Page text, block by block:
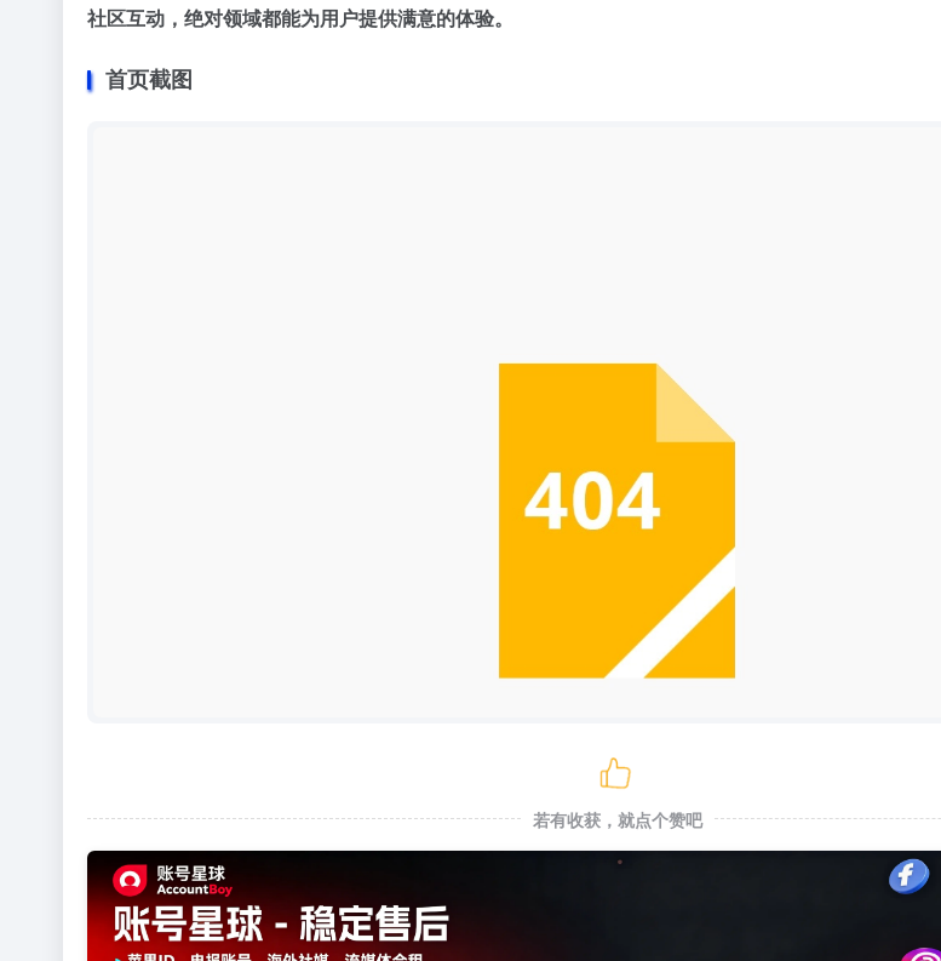
社区互动，绝对领域都能为用户提供满意的体验。
首页截图
若有收获，就点个赞吧